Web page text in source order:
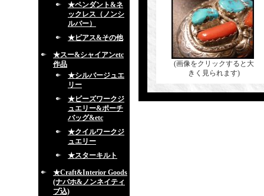
★ペンダント&ネ
ックレス（ノンシ
ルバー）
★ピアス&その他
★スー&シャイアンetc
作品
★シルバージュエ
リー
★ビーズワークジ
ュエリー&ポーチ
バッグ&etc
★クイルワークジ
ュエリー
★スターキルト
★Craft&Interior Goods
(ナバホ&ノンネイティ
ブ込)
(画像をクリックすると大
きく見られます)